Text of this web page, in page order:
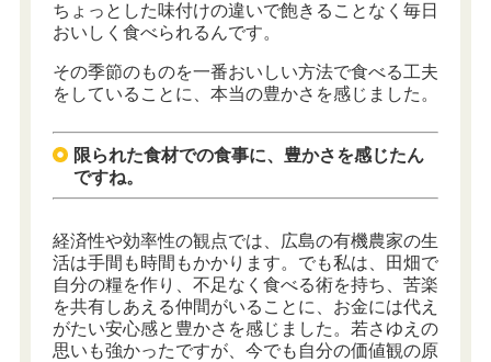
ちょっとした味付けの違いで飽きることなく毎日
おいしく食べられるんです。
その季節のものを一番おいしい方法で食べる工夫
をしていることに、本当の豊かさを感じました。
限られた食材での食事に、豊かさを感じたん
ですね。
経済性や効率性の観点では、広島の有機農家の生
活は手間も時間もかかります。でも私は、田畑で
自分の糧を作り、不足なく食べる術を持ち、苦楽
を共有しあえる仲間がいることに、お金には代え
がたい安心感と豊かさを感じました。若さゆえの
思いも強かったですが、今でも自分の価値観の原